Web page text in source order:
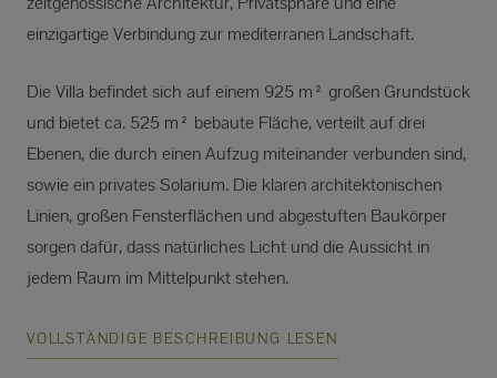
einzigartige Verbindung zur mediterranen Landschaft.
Die Villa befindet sich auf einem 925 m² großen Grundstück
und bietet ca. 525 m² bebaute Fläche, verteilt auf drei
Ebenen, die durch einen Aufzug miteinander verbunden sind,
sowie ein privates Solarium. Die klaren architektonischen
Linien, großen Fensterflächen und abgestuften Baukörper
sorgen dafür, dass natürliches Licht und die Aussicht in
jedem Raum im Mittelpunkt stehen.
VOLLSTÄNDIGE BESCHREIBUNG LESEN